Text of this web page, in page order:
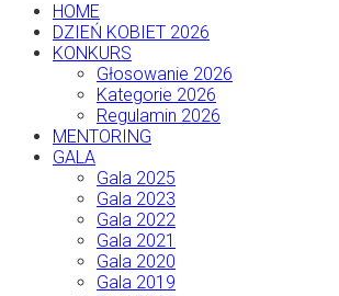
HOME
DZIEŃ KOBIET 2026
KONKURS
Głosowanie 2026
Kategorie 2026
Regulamin 2026
MENTORING
GALA
Gala 2025
Gala 2023
Gala 2022
Gala 2021
Gala 2020
Gala 2019